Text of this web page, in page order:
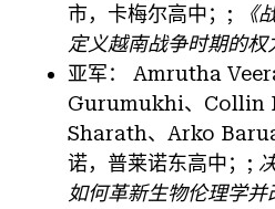
市，卡梅尔高中；;
《
定义越南战争时期的权
亚军： Amrutha
Gurumukhi、Collin
Sharath、Arko
诺，普莱诺东高中；;
如何革新生物伦理学